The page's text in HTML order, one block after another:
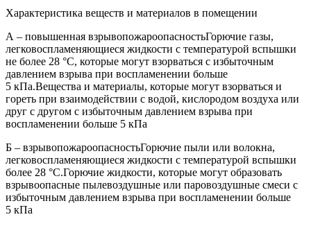
Характеристика веществ и материалов в помещении
А – повышенная взрывопожароопасностьГорючие газы,
легковоспламеняющиеся жидкости с температурой вспышки
не более 28 °C, которые могут взорваться с избыточным
давлением взрыва при воспламенении больше
5 кПа.Вещества и материалы, которые могут взорваться и
гореть при взаимодействии с водой, кислородом воздуха или
друг с другом с избыточным давлением взрыва при
воспламенении больше 5 кПа
Б – взрывопожароопасностьГорючие пыли или волокна,
легковоспламеняющиеся жидкости с температурой вспышки
более 28 °C.Горючие жидкости, которые могут образовать
взрывоопасные пылевоздушные или паровоздушные смеси с
избыточным давлением взрыва при воспламенении больше
5 кПа